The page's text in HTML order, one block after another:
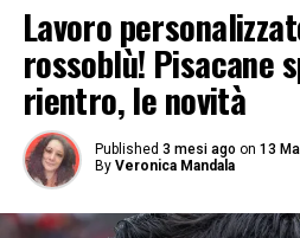
Lavoro
rossoblù! Pisacane
rientro, le novità
Published 3 mesi ago on 13
By Veronica Mandala